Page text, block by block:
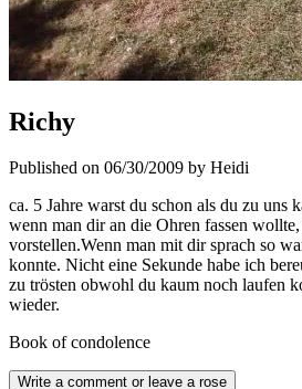
Richy
Published on 06/30/2009 by Heidi
ca. 5 Jahre warst du schon als du zu
wenn man dir an die Ohren fassen
vorstellen.Wenn man mit dir sprach so
konnte. Nicht eine Sekunde habe ich
zu trösten obwohl du kaum noch laufen
wieder.
Book of condolence
Write a comment or leave a rose